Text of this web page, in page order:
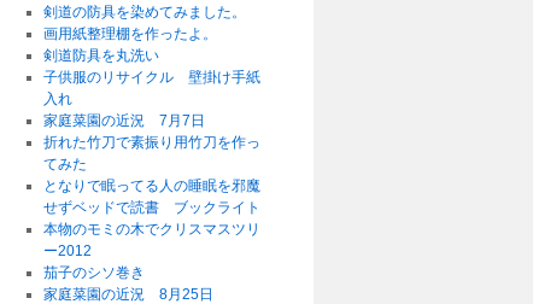
剣道の防具を染めてみました。
画用紙整理棚を作ったよ。
剣道防具を丸洗い
子供服のリサイクル 壁掛け手紙
入れ
家庭菜園の近況 7月7日
折れた竹刀で素振り用竹刀を作っ
てみた
となりで眠ってる人の睡眠を邪魔
せずベッドで読書 ブックライト
本物のモミの木でクリスマスツリ
ー2012
茄子のシソ巻き
家庭菜園の近況 8月25日